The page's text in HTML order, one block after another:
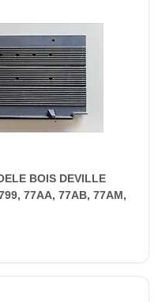
BOIS DEVILLE
77AA, 77AB, 77AM,